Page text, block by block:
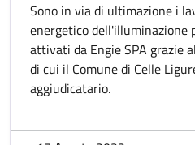
Sono in via di ultimazione i
energetico dell'illuminazione
attivati da Engie SPA grazie
di cui il Comune di Celle
aggiudicatario.